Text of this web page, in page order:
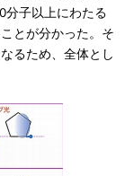
分子以上にわたる
とが分かった。そ
るため、全体とし